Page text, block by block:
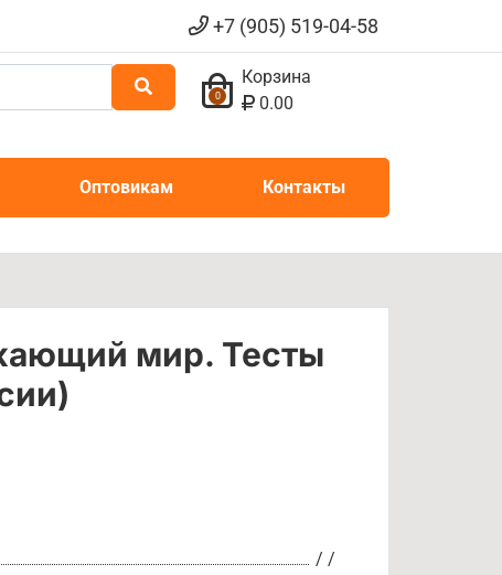
+7 (905) 519-04-58
0
Корзина
0.00
Оптовикам Контакты
мир. Тесты
/ /